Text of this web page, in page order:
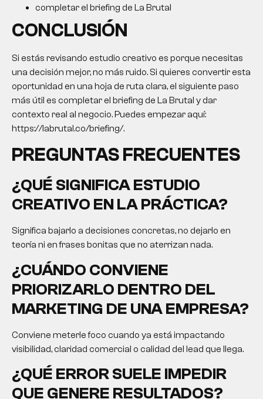
completar el briefing de La Brutal
CONCLUSIÓN
Si estás revisando estudio creativo es porque necesitas
una decisión mejor, no más ruido. Si quieres convertir esta
oportunidad en una hoja de ruta clara, el siguiente paso
más útil es completar el briefing de La Brutal y dar
contexto real al negocio. Puedes empezar aquí:
https://labrutal.co/briefing/.
PREGUNTAS FRECUENTES
¿QUÉ SIGNIFICAESTUDIO
CREATIVO EN LA PRÁCTICA?
Significa bajarlo a decisiones concretas, no dejarlo en
teoría ni en frases bonitas que no aterrizan nada.
¿CUÁNDO CONVIENE
PRIORIZARLO DENTRO DEL
MARKETING DE UNA EMPRESA?
Conviene meterle foco cuando ya está impactando
visibilidad, claridad comercial o calidad del lead que llega.
¿QUÉ ERROR SUELE IMPEDIR
QUE GENERE RESULTADOS?